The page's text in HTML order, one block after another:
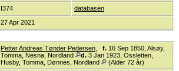
I374 databasen
27 Apr 2021
Petter Andreas Tønder Pedersen f. 16 Sep 1850, Alsøy,
Tomma, Nesna, Nordland
d. 3 Jan 1923, Ossletten,
Husby, Tomma, Dønnes, Nordland
(Alder 72 år)